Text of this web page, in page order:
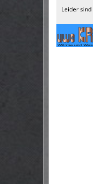
Leider